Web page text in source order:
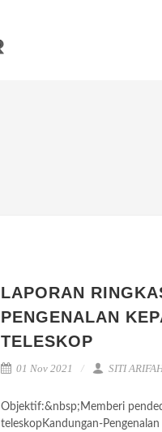
LAPORAN
PENGENALAN
TELESKOP
01 Nov 2021 SITI
Objektif:&nbsp;Memberi
teleskopKandungan-